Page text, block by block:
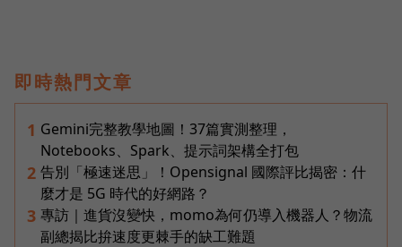
即時熱門文章
1 Gemini完整教學地圖！37篇實測整理，
Notebooks、Spark、提示詞架構全打包
2 告別「極速迷思」！Opensignal 國際評比揭密：什
麼才是 5G 時代的好網路？
3 專訪｜進貨沒變快，momo為何仍導入機器人？物流
副總揭比拚速度更棘手的缺工難題